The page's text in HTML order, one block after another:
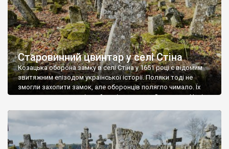
Старовинний цвинтар у селі Стіна
Козацька оборона замку в селі Стіна у 1651 році є відомим
звитяжним епізодом української історії. Поляки тоді не
змогли захопити замок, але оборонців полягло чимало. Їх
поховали на цвинтарі, який тоді називався Замковим. Нині на
ньому чимало хрестів 19 століття, є такі, де епітафії стер […]